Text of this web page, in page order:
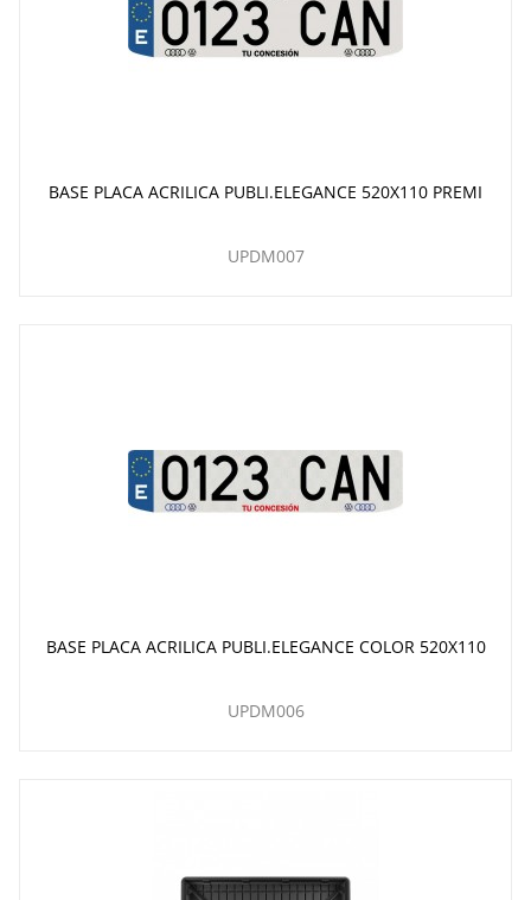
BASE PLACA ACRILICA PUBLI.ELEGANCE 520X110 PREMI
UPDM007
BASE PLACA ACRILICA PUBLI.ELEGANCE COLOR 520X110
UPDM006